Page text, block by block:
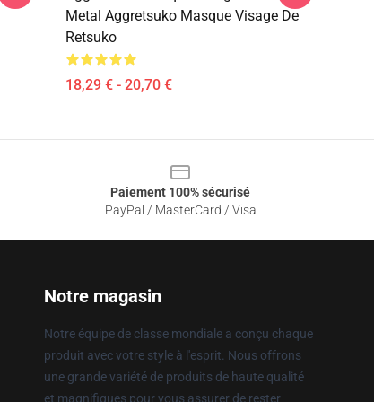
Metal Aggretsuko Masque Visage De
Retsuko
18,29 € - 20,70 €
Paiement 100% sécurisé
PayPal / MasterCard / Visa
Notre magasin
Notre équipe de classe mondiale a conçu chaque
produit avec votre style à l'esprit. Nous offrons
une grande variété de produits de haute qualité
et magnifiques pour vous assurer de rester